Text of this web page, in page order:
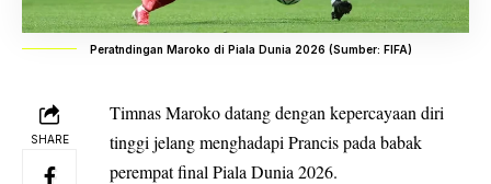
Peratndingan Maroko di Piala Dunia 2026 (Sumber: FIFA)
SHARE
Timnas Maroko datang dengan kepercayaan diri
tinggi jelang menghadapi Prancis pada babak
perempat final Piala Dunia 2026.